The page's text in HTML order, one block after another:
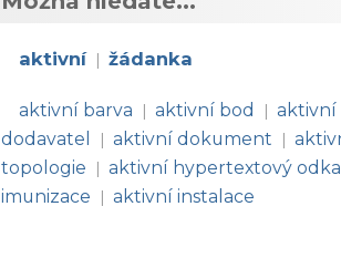
aktivní | žádanka
aktivní barva | aktivní bod | aktivní
dodavatel
| aktivní dokument |
topologie
| aktivní hypertextový
imunizace
| aktivní instalace